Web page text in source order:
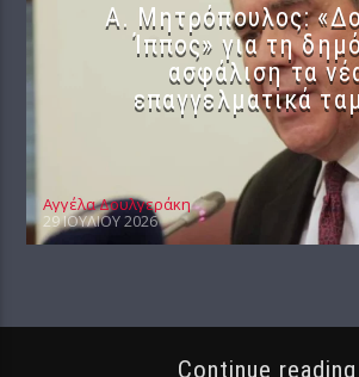
Α. Μητρόπουλος:
Ίππος» για τη
ασφάλιση τα
επαγγελματικά
Αγγέλα Δουλγεράκη
29 ΙΟΥΛΊΟΥ 2026
Continue reading